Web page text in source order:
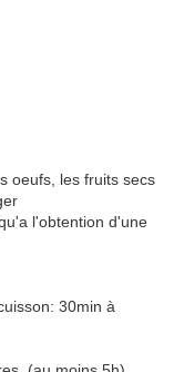
oeufs, les fruits secs
l'obtention d'une
30min à